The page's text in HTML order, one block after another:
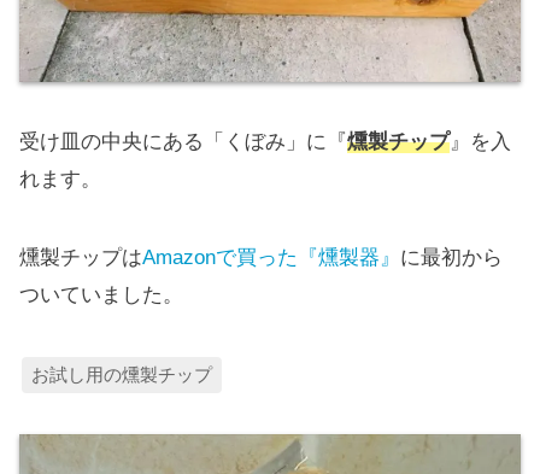
受け皿の中央にある「くぼみ」に『燻製チップ』を入
れます。
燻製チップはAmazonで買った『燻製器』 に最初から
ついていました。
お試し用の燻製チップ